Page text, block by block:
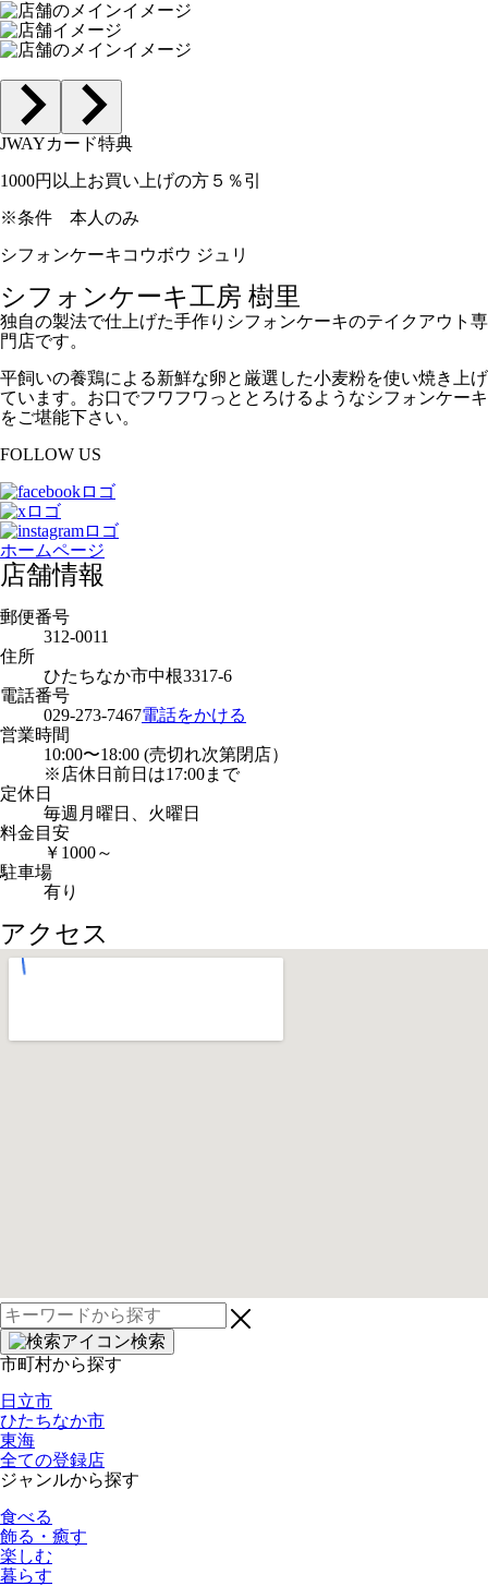
JWAYカード特典
1000円以上お買い上げの方５％引
※条件 本人のみ
シフォンケーキコウボウ ジュリ
シフォンケーキ工房 樹里
独自の製法で仕上げた手作りシフォンケーキのテイクアウト専
門店です。
平飼いの養鶏による新鮮な卵と厳選した小麦粉を使い焼き上げ
ています。お口でフワフワっととろけるようなシフォンケーキ
をご堪能下さい。
FOLLOW US
ホームページ
店舗情報
郵便番号
312-0011
住所
ひたちなか市中根3317-6
電話番号
029-273-7467電話をかける
営業時間
10:00〜18:00 (売切れ次第閉店）
※店休日前日は17:00まで
定休日
毎週月曜日、火曜日
料金目安
￥1000～
駐車場
有り
アクセス
検
索:
検索
市町村から探す
日立市
ひたちなか市
東海
全ての登録店
ジャンルから探す
食べる
飾る・癒す
楽しむ
暮らす